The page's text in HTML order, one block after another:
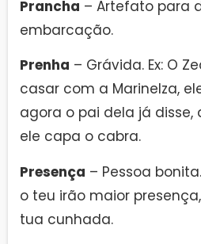
Prancha – Artefato para
embarcação.
Prenha – Grávida. Ex: O
casar com a Marinelza,
agora o pai dela já disse,
ele capa o cabra.
Presença – Pessoa
o teu irão maior
tua cunhada.